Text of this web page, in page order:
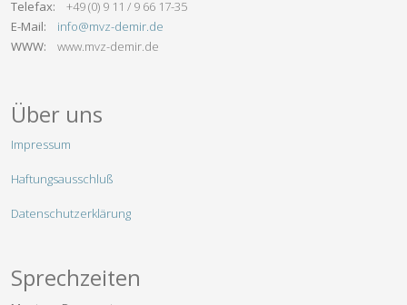
Telefax: +49 (0) 9 11 / 9 66 17-35
E-Mail:
info@mvz-demir.de
WWW: www.mvz-demir.de
Über uns
Impressum
Haftungsausschluß
Datenschutzerklärung
Sprechzeiten